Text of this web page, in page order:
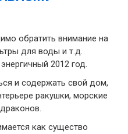
обратить внимание на
для воды и т.д.
2012 год.
и содержать свой дом,
ракушки, морские
как существо